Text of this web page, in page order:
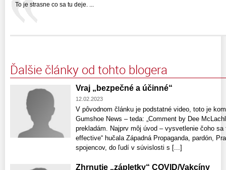
To je strasne co sa tu deje. ...
Ďalšie články od tohto blogera
Vraj „bezpečné a účinné“
12.02.2023
V pôvodnom článku je podstatné video, toto je
Gumshoe News – teda: „Comment by Dee
prekladám. Najprv môj úvod – vysvetlenie čoho
effective“ hučala Západná Propaganda, pardón,
spojencov, do ľudí v súvislosti s [...]
Zhrnutie „zápletky“ COVID/Vakcíny